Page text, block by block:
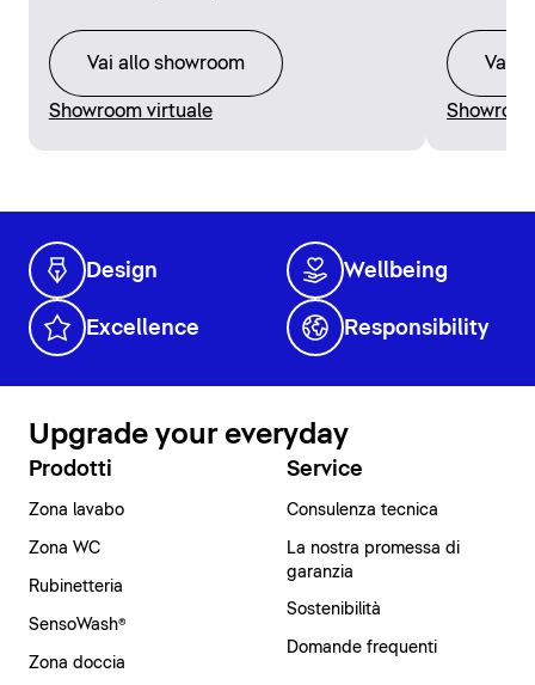
Vai allo showroom
Showroom virtuale
Vai
Design Wellbeing
Excellence Responsibility
Upgrade your everyday
Prodotti
Zona lavabo
Zona WC
Rubinetteria
SensoWash®
Zona doccia
Service
Consulenza tecnica
La nostra promessa di
garanzia
Sostenibilità
Domande frequenti